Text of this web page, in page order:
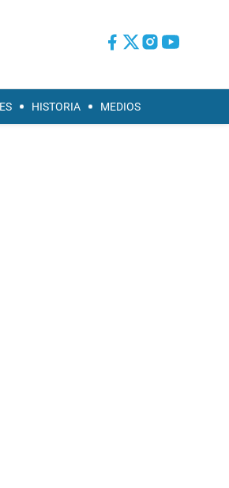
HISTORIA MEDIOS